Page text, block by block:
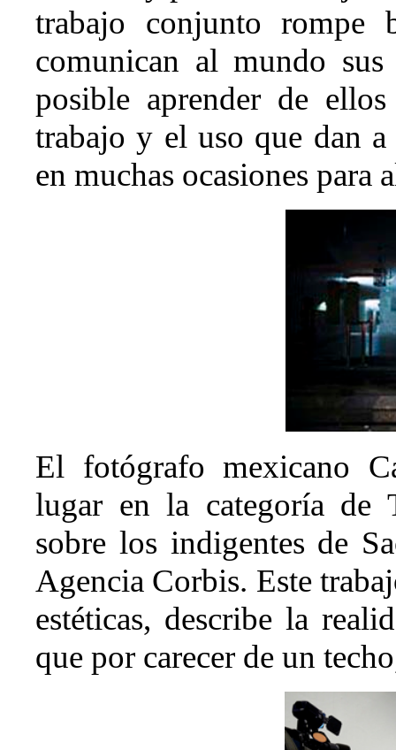
trabajo conjunto rompe
comunican al mundo
posible aprender de
trabajo y el uso que dan
en muchas ocasiones para
El fotógrafo mexicano
lugar en la categoría de
sobre los indigentes de
Agencia Corbis. Este
estéticas, describe la
que por carecer de un